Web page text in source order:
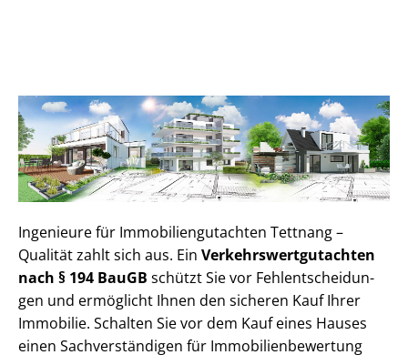
Ingenieure für Im­mo­bi­li­en­gut­ach­ten Tettnang –
Qualität zahlt sich aus. Ein Ver­kehrs­wert­gut­ach­ten
nach § 194 BauGB schützt Sie vor Fehl­ent­schei­dun­
gen und ermöglicht Ihnen den sicheren Kauf Ihrer
Immobilie. Schalten Sie vor dem Kauf eines Hauses
einen Sach­ver­stän­di­gen für Im­mo­bi­li­en­be­wer­tung